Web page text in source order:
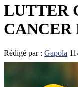
LUTTER
CANCER
Rédigé par : Gapola